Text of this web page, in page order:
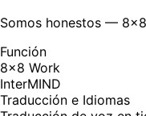
Somos honestos —
Función
8x8 Work
InterMIND
Traducción e Idiomas